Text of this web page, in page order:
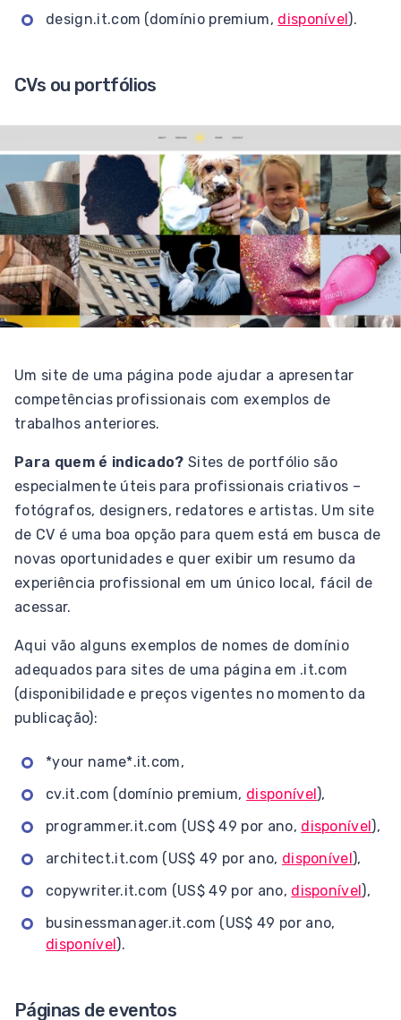
design.it.com (domínio premium, disponível).
CVs ou portfólios
Um site de uma página pode ajudar a apresentar
competências profissionais com exemplos de
trabalhos anteriores.
Para quem é indicado? Sites de portfólio são
especialmente úteis para profissionais criativos –
fotógrafos, designers, redatores e artistas. Um site
de CV é uma boa opção para quem está em busca de
novas oportunidades e quer exibir um resumo da
experiência profissional em um único local, fácil de
acessar.
Aqui vão alguns exemplos de nomes de domínio
adequados para sites de uma página em .it.com
(disponibilidade e preços vigentes no momento da
publicação):
*your name*.it.com,
cv.it.com (domínio premium, disponível),
programmer.it.com (US$ 49 por ano, disponível),
architect.it.com (US$ 49 por ano, disponível),
copywriter.it.com (US$ 49 por ano, disponível),
businessmanager.it.com (US$ 49 por ano,
disponível).
Páginas de eventos